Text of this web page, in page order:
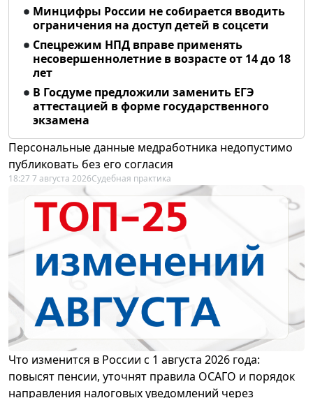
Минцифры России не собирается вводить
ограничения на доступ детей в соцсети
Спецрежим НПД вправе применять
несовершеннолетние в возрасте от 14 до 18
лет
В Госдуме предложили заменить ЕГЭ
аттестацией в форме государственного
экзамена
Персональные данные медработника недопустимо
публиковать без его согласия
18:27 7 августа 2026Судебная практика
Что изменится в России с 1 августа 2026 года:
повысят пенсии, уточнят правила ОСАГО и порядок
направления налоговых уведомлений через